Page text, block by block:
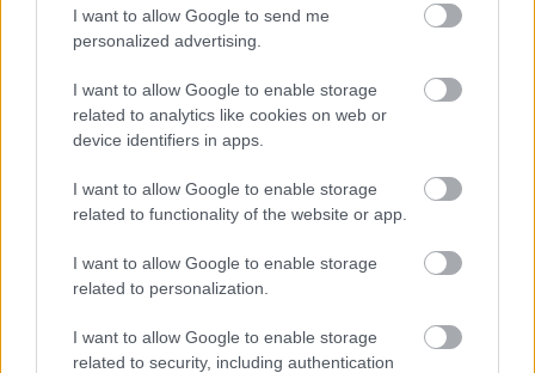
I want to allow Google to send me
personalized advertising.
I want to allow Google to enable storage
related to analytics like cookies on web or
device identifiers in apps.
I want to allow Google to enable storage
related to functionality of the website or app.
I want to allow Google to enable storage
related to personalization.
I want to allow Google to enable storage
related to security, including authentication
Itt vannak a legfontosabb infók:
2015. február 27 - március 1.
Helyszín: Papp László Budapest Sportaréna
Cím: 1143 Budapest, Stefánia út 2.
Nyitva: Minden nap 10-18 óráig
Facebook-esemény